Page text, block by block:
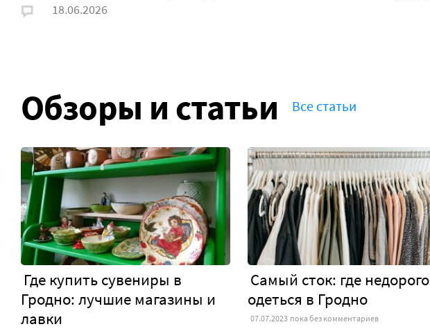
18.06.2026
Обзоры и статьи Все статьи
Где купить сувениры в
Гродно: лучшие магазины и
лавки
Самый сток: где недорого
одеться в Гродно
07.07.2023 пока без комментариев